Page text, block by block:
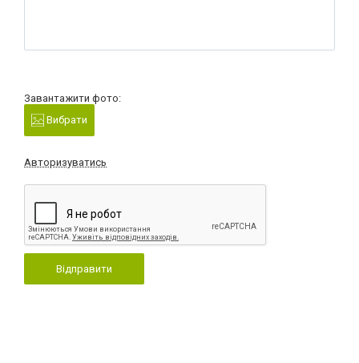
Завантажити фото:
Вибрати
Авторизуватись
Відправити